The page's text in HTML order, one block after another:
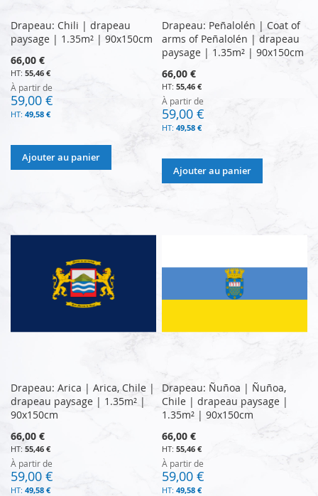
Drapeau: Chili | drapeau
paysage | 1.35m² | 90x150cm
66,00 €
55,46 €
À partir de
59,00 €
49,58 €
Ajouter au panier
Drapeau: Peñalolén | Coat of
arms of Peñalolén | drapeau
paysage | 1.35m² | 90x150cm
66,00 €
55,46 €
À partir de
59,00 €
49,58 €
Ajouter au panier
Drapeau: Arica | Arica, Chile |
drapeau paysage | 1.35m² |
90x150cm
66,00 €
55,46 €
À partir de
59,00 €
49,58 €
Drapeau: Ñuñoa | Ñuñoa,
Chile | drapeau paysage |
1.35m² | 90x150cm
66,00 €
55,46 €
À partir de
59,00 €
49,58 €